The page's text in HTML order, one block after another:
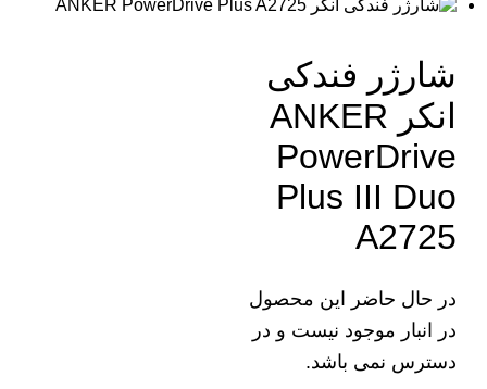
شارژر فندکی
انکر ANKER
PowerDrive
Plus III Duo
A2725
در حال حاضر این محصول
در انبار موجود نیست و در
دسترس نمی باشد.